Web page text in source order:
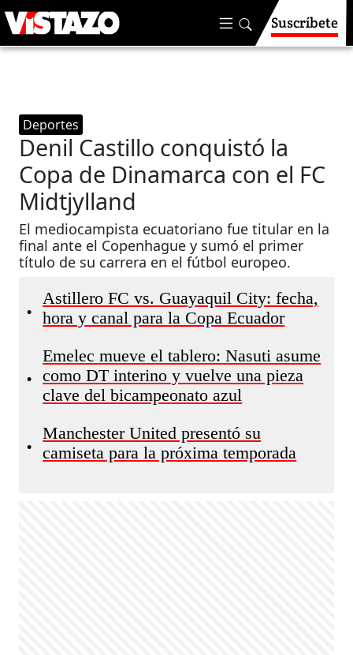
Suscríbete
Deportes
Denil Castillo conquistó la
Copa de Dinamarca con el FC
Midtjylland
El mediocampista ecuatoriano fue titular en la
final ante el Copenhague y sumó el primer
título de su carrera en el fútbol europeo.
•
Astillero FC vs. Guayaquil City: fecha,
hora y canal para la Copa Ecuador
•
Emelec mueve el tablero: Nasuti asume
como DT interino y vuelve una pieza
clave del bicampeonato azul
•
Manchester United presentó su
camiseta para la próxima temporada